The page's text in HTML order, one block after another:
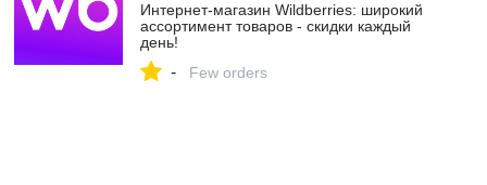
Интернет‑магазин Wildberries: широкий
ассортимент товаров - скидки каждый
день!
- Few orders